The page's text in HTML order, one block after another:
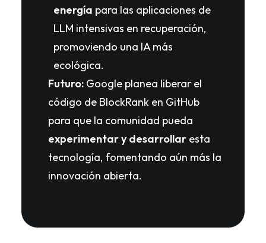
energía para las aplicaciones de
LLM intensivas en recuperación,
promoviendo una IA más
ecológica.
Futuro: Google planea liberar el
código de BlockRank en GitHub
para que la comunidad pueda
experimentar y desarrollar esta
tecnología, fomentando aún más la
innovación abierta.